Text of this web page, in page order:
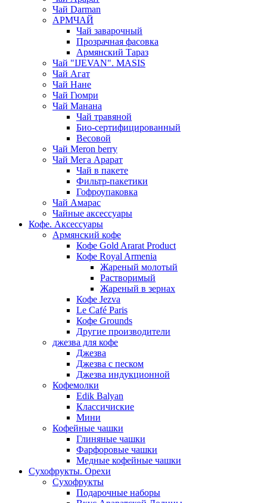
Чай Darman
АРМЧАЙ
Чай заварочный
Прозрачная фасовка
Армянский Тараз
Чай "IJEVAN". MASIS
Чай Агат
Чай Нане
Чай Гюмри
Чай Манана
Чай травяной
Био-сертифицированный
Весовой
Чай Meron berry
Чай Мега Арарат
Чай в пакете
Фильтр-пакетики
Гофроупаковка
Чай Амарас
Чайные аксессуары
Кофе. Аксессуары
Армянский кофе
Кофе Gold Ararat Product
Кофе Royal Armenia
Жареный молотый
Растворимый
Жареный в зернах
Кофе Jezva
Le Café Paris
Кофе Grounds
Другие производители
джезва для кофе
Джезва
Джезва с песком
Джезва индукционной
Кофемолки
Edik Balyan
Классичиские
Мини
Кофейные чашки
Глиняные чашки
Фарфоровые чашки
Медные кофейные чашки
Сухофрукты. Орехи
Сухофрукты
Подарочные наборы